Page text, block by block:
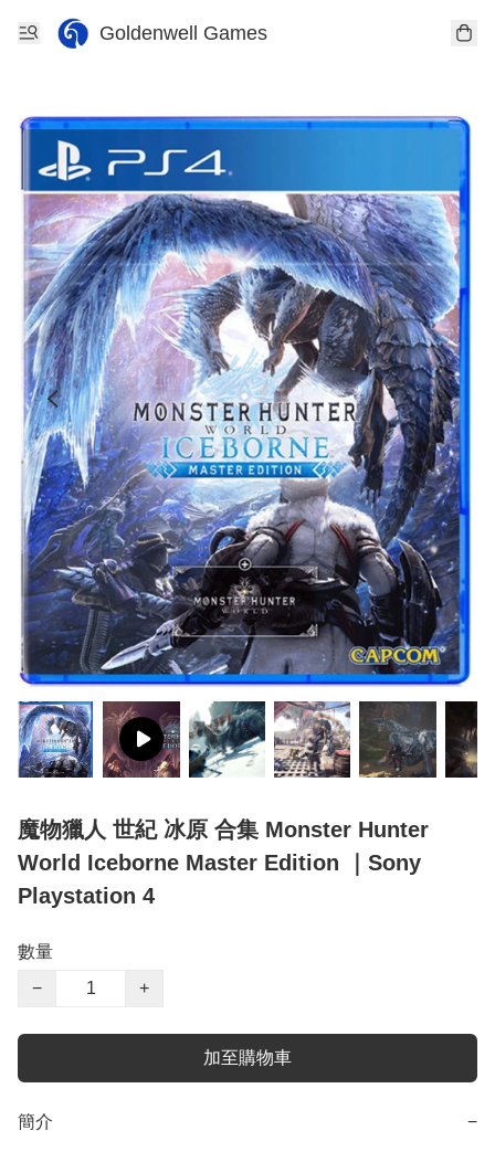
Goldenwell Games
魔物獵人 世紀 冰原 合集 Monster Hunter
World Iceborne Master Edition ｜Sony
Playstation 4
數量
−
+
加至購物車
簡介 −